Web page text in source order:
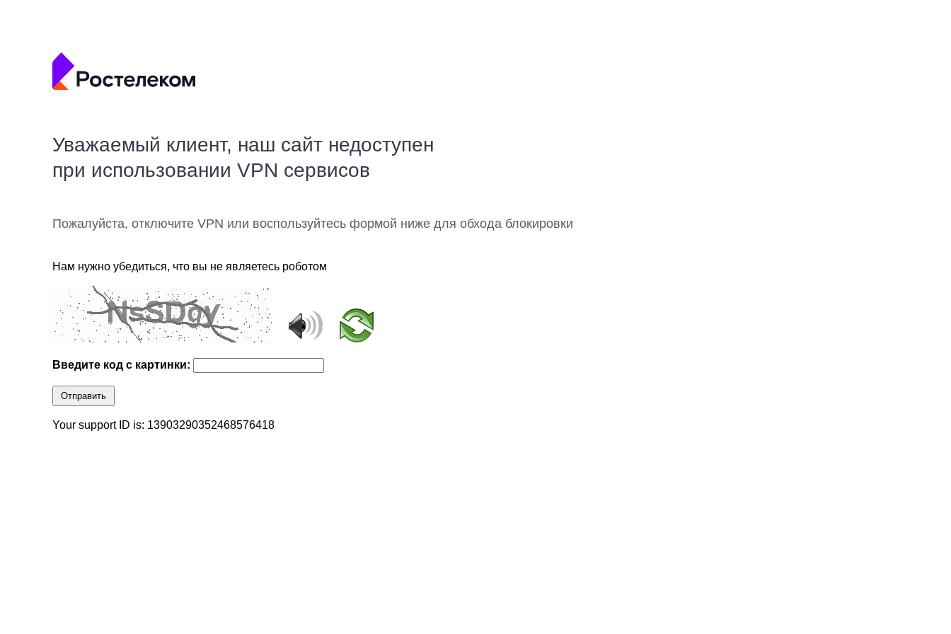
Уважаемый клиент, наш сайт недоступен
при использовании VPN сервисов
Пожалуйста, отключите VPN или воспользуйтесь формой ниже для обхода блокировки
Нам нужно убедиться, что вы не являетесь роботом
Введите код с картинки:
Отправить
Your support ID is: 13903290352468576418